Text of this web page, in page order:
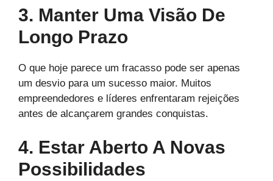
3. Manter Uma Visão De
Longo Prazo
O que hoje parece um fracasso pode ser apenas
um desvio para um sucesso maior. Muitos
empreendedores e líderes enfrentaram rejeições
antes de alcançarem grandes conquistas.
4. Estar Aberto A Novas
Possibilidades